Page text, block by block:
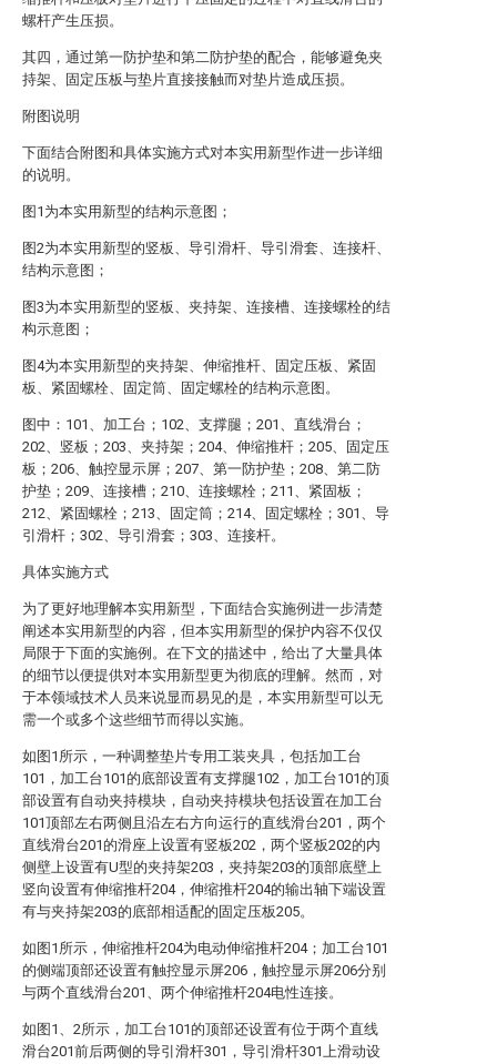
螺杆产生压损。
其四，通过第一防护垫和第二防护垫的配合，能够避免夹
持架、固定压板与垫片直接接触而对垫片造成压损。
附图说明
下面结合附图和具体实施方式对本实用新型作进一步详细
的说明。
图1为本实用新型的结构示意图；
图2为本实用新型的竖板、导引滑杆、导引滑套、连接杆、
结构示意图；
图3为本实用新型的竖板、夹持架、连接槽、连接螺栓的结
构示意图；
图4为本实用新型的夹持架、伸缩推杆、固定压板、紧固
板、紧固螺栓、固定筒、固定螺栓的结构示意图。
图中：101、加工台；102、支撑腿；201、直线滑台；
202、竖板；203、夹持架；204、伸缩推杆；205、固定压
板；206、触控显示屏；207、第一防护垫；208、第二防
护垫；209、连接槽；210、连接螺栓；211、紧固板；
212、紧固螺栓；213、固定筒；214、固定螺栓；301、导
引滑杆；302、导引滑套；303、连接杆。
具体实施方式
为了更好地理解本实用新型，下面结合实施例进一步清楚
阐述本实用新型的内容，但本实用新型的保护内容不仅仅
局限于下面的实施例。在下文的描述中，给出了大量具体
的细节以便提供对本实用新型更为彻底的理解。然而，对
于本领域技术人员来说显而易见的是，本实用新型可以无
需一个或多个这些细节而得以实施。
如图1所示，一种调整垫片专用工装夹具，包括加工台
101，加工台101的底部设置有支撑腿102，加工台101的顶
部设置有自动夹持模块，自动夹持模块包括设置在加工台
101顶部左右两侧且沿左右方向运行的直线滑台201，两个
直线滑台201的滑座上设置有竖板202，两个竖板202的内
侧壁上设置有U型的夹持架203，夹持架203的顶部底壁上
竖向设置有伸缩推杆204，伸缩推杆204的输出轴下端设置
有与夹持架203的底部相适配的固定压板205。
如图1所示，伸缩推杆204为电动伸缩推杆204；加工台101
的侧端顶部还设置有触控显示屏206，触控显示屏206分别
与两个直线滑台201、两个伸缩推杆204电性连接。
如图1、2所示，加工台101的顶部还设置有位于两个直线
滑台201前后两侧的导引滑杆301，导引滑杆301上滑动设